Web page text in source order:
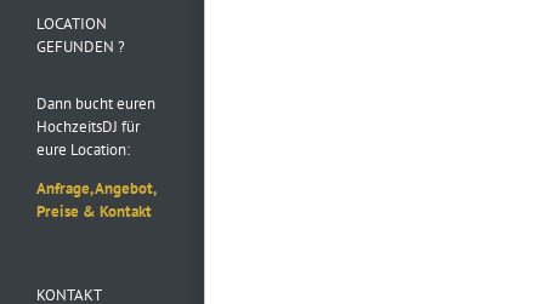
LOCATION
GEFUNDEN ?
Dann bucht euren
HochzeitsDJ für
eure Location:
Anfrage, Angebot,
Preise & Kontakt
KONTAKT